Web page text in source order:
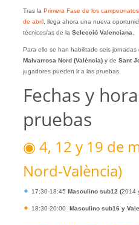
Tras la Primera Fase de los
de abril, llega ahora una nueva
técnicos/as de la Selecció Valenciana
Para ello se han habilitado seis jornadas
Malvarrosa Nord (València)y de Sant
jugadores pueden ir a las pruebas.
Fechas y
pruebas
◉ 4, 12 y 19 de
Nord-València)
17:30-18:45 Masculino sub12 (2014
18:30-20:00 Masculino sub16 y